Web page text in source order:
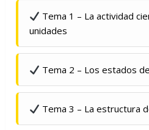
Tema 1 – La actividad
unidades
Tema 2 – Los estados
Tema 3 – La estructura